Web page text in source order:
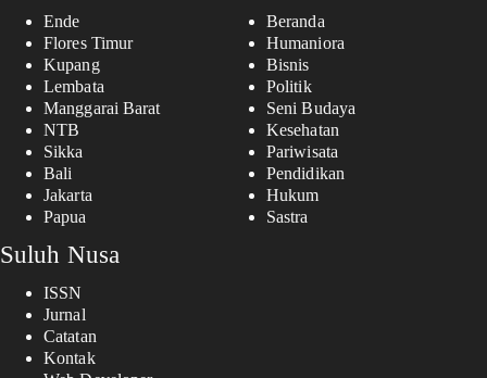
Ende
Flores Timur
Kupang
Lembata
Manggarai Barat
NTB
Sikka
Bali
Jakarta
Papua
Beranda
Humaniora
Bisnis
Politik
Seni Budaya
Kesehatan
Pariwisata
Pendidikan
Hukum
Sastra
Suluh Nusa
ISSN
Jurnal
Catatan
Kontak